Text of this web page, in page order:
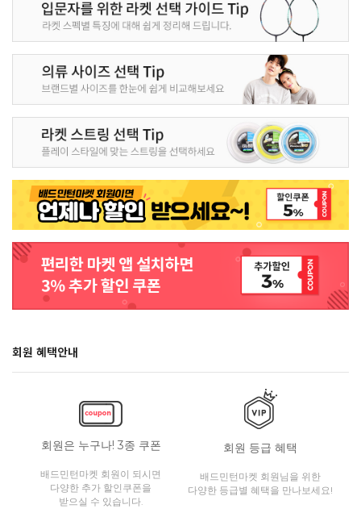
회원 혜택안내
회원은 누구나! 3종 쿠폰
배드민턴마켓 회원이 되시면
다양한 추가 할인쿠폰을
받으실 수 있습니다.
회원 등급 혜택
배드민턴마켓 회원님을 위한
다양한 등급별 혜택을 만나보세요!